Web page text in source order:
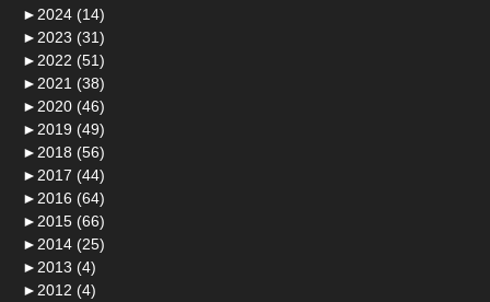
► 2024 (14)
► 2023 (31)
► 2022 (51)
► 2021 (38)
► 2020 (46)
► 2019 (49)
► 2018 (56)
► 2017 (44)
► 2016 (64)
► 2015 (66)
► 2014 (25)
► 2013 (4)
► 2012 (4)